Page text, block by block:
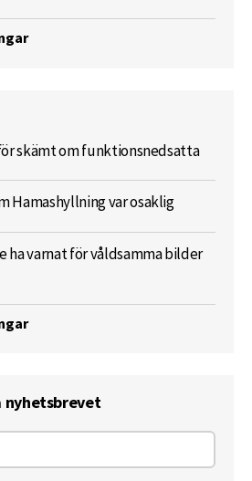
skämt om funktionsnedsatta
Hamashyllning var osaklig
ha varnat för våldsamma bilder
nyhetsbrevet